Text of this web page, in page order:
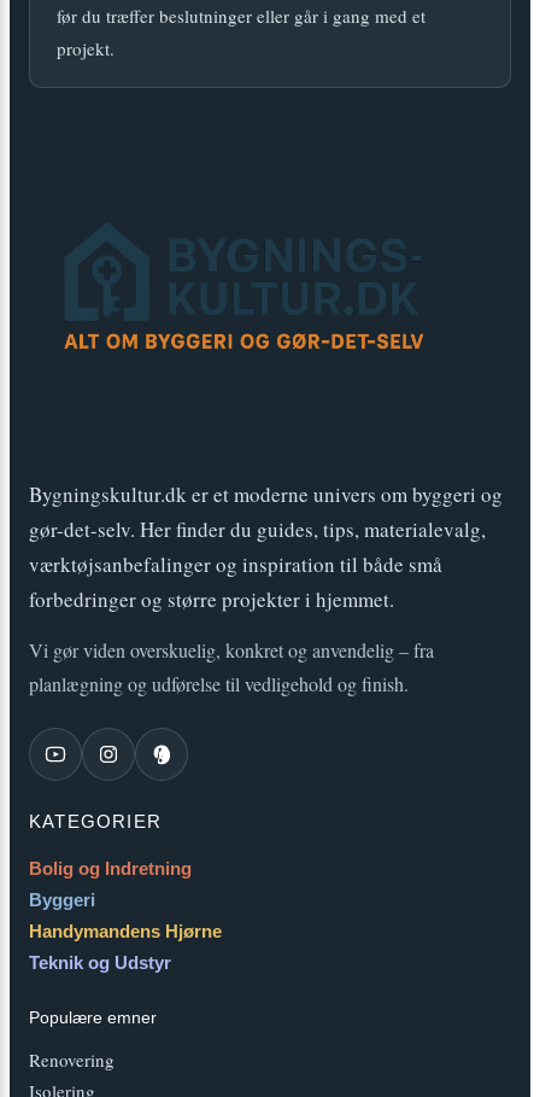
før du træffer beslutninger eller går i gang med et
projekt.
Bygningskultur.dk er et moderne univers om byggeri og
gør-det-selv. Her finder du guides, tips, materialevalg,
værktøjsanbefalinger og inspiration til både små
forbedringer og større projekter i hjemmet.
Vi gør viden overskuelig, konkret og anvendelig – fra
planlægning og udførelse til vedligehold og finish.
KATEGORIER
Bolig og Indretning
Byggeri
Handymandens Hjørne
Teknik og Udstyr
Populære emner
Renovering
Isolering